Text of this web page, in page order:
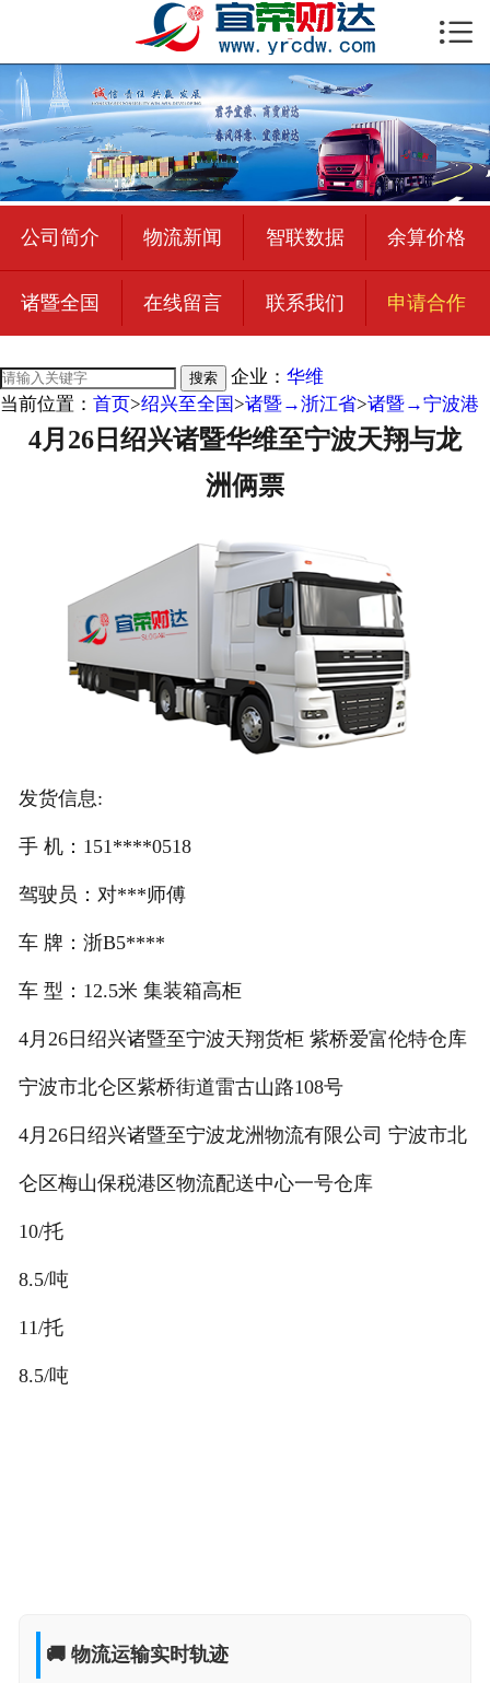
 首页
公司简介
物流新闻
绍兴至全国
合作加盟
宜荣智联
在线留言
/
登录
在线礼佛
在线许愿

公司简介 物流新闻 智联数据 余算价格
诸暨全国 在线留言 联系我们 申请合作
搜索 企业： 华维
当前位置： 首页>绍兴至全国>诸暨→浙江省>诸暨→宁波港
4月26日绍兴诸暨华维至宁波天翔与龙
洲俩票
发货信息:
手 机：151****0518
驾驶员：对***师傅
车 牌：浙B5****
车 型：12.5米 集装箱高柜
4月26日绍兴诸暨至宁波天翔货柜 紫桥爱富伦特仓库
宁波市北仑区紫桥街道雷古山路108号
4月26日绍兴诸暨至宁波龙洲物流有限公司 宁波市北
仑区梅山保税港区物流配送中心一号仓库
10/托
8.5/吨
11/托
8.5/吨
🚚 物流运输实时轨迹